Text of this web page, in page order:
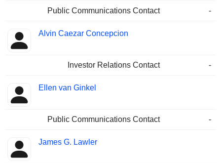
Public Communications Contact -
Alvin Caezar Concepcion
Investor Relations Contact -
Ellen van Ginkel
Public Communications Contact -
James G. Lawler